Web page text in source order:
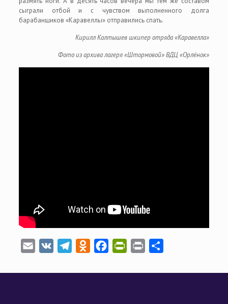
сыграли отбой и с чувством выполненного долга
барабанщиков «Каравеллы» отправились спать.
Кирилл Колтышев шкипер отряда «Каравелла»
Фото из архива лагеря «Штормовой» ВДЦ «Орлёнок»
Email VK TelegramOdnoklassniki
FacebookPrintFriendly
Print